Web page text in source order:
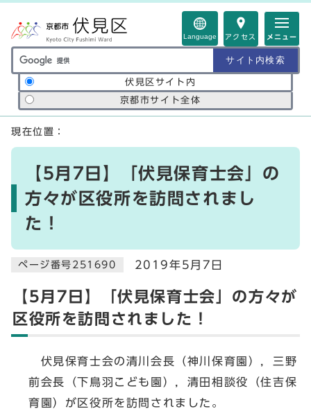
Language アクセス メニュー
サイト内検索の範囲
伏見区サイト内
京都市サイト全体
ここから本文です
現在位置：
【5月7日】「伏見保育士会」の
方々が区役所を訪問されまし
た！
ページ番号251690 2019年5月7日
【5月7日】「伏見保育士会」の方々が
区役所を訪問されました！
伏見保育士会の清川会長（神川保育園），三野
前会長（下鳥羽こども園），清田相談役（住吉保
育園）が区役所を訪問されました。